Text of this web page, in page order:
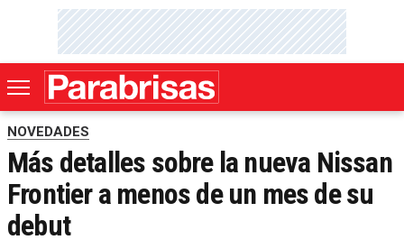
NOVEDADES
Más detalles sobre la nueva Nissan
Frontier a menos de un mes de su
debut